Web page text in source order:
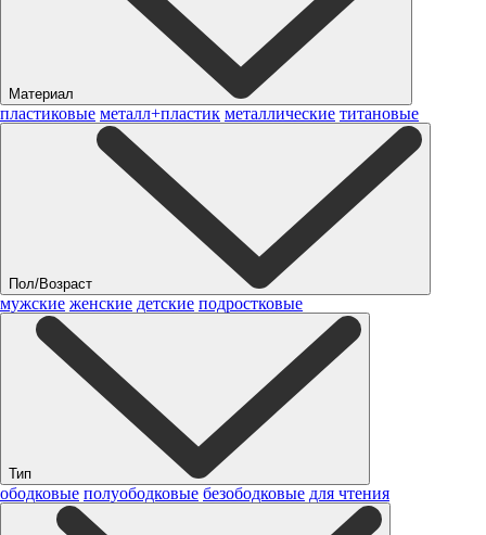
Материал
пластиковые металл+пластик металлические титановые
Пол/Возраст
мужские женские детские подростковые
Тип
ободковые полуободковые безободковые для чтения